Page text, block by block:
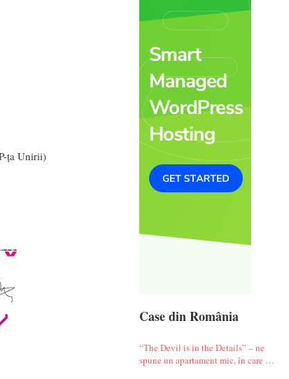
Case din România
“The Devil is in the Details” – ne
spune un apartament mic, în care te
ța Unirii)